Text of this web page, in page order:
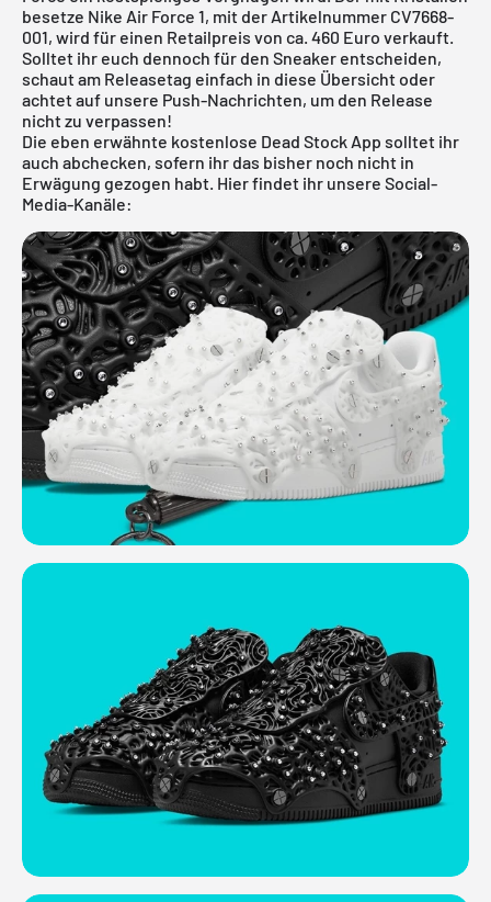
besetze Nike Air Force 1, mit der Artikelnummer CV7668-
001, wird für einen Retailpreis von ca. 460 Euro verkauft.
Solltet ihr euch dennoch für den Sneaker entscheiden,
schaut am Releasetag einfach in diese Übersicht oder
achtet auf unsere Push-Nachrichten, um den Release
nicht zu verpassen!
Die eben erwähnte kostenlose Dead Stock App solltet ihr
auch abchecken, sofern ihr das bisher noch nicht in
Erwägung gezogen habt. Hier findet ihr unsere Social-
Media-Kanäle: